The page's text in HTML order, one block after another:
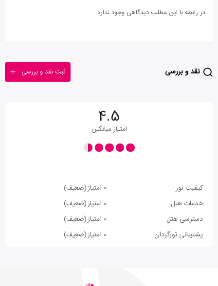
در رابطه با این مطلب دیدگاهی وجود ندارد
نقد و بررسی ثبت نقد و بررسی
4.5
امتیاز میانگین
کیفیت تور 0 امتیاز
(ضعیف)
خدمات هتل
0 امتیاز
(ضعیف)
دسترسی هتل
0 امتیاز
(ضعیف)
پشتیبانی تورگردان
0 امتیاز (ضعیف)